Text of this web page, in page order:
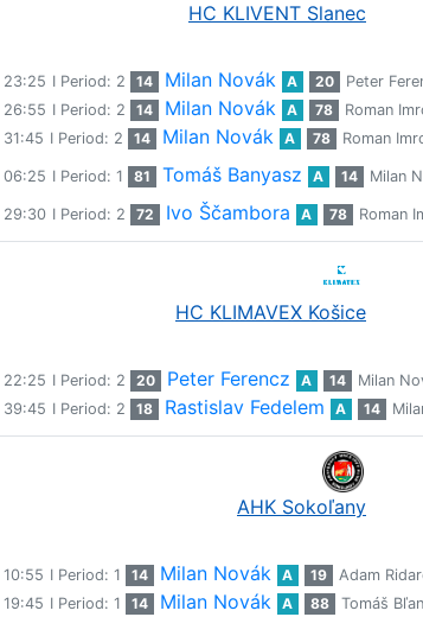
HC KLIVENT Slanec
23:25 I Period: 2 14 Milan Novák A 20 Peter
26:55 I Period: 2 14 Milan Novák A 78
Roman
31:45 I Period: 2 14 Milan Novák A 78 Roman
06:25 I Period: 1 81 Tomáš Banyasz A 14 Milan
29:30 I Period: 2 72 Ivo Ščambora A 78 Roman
HC KLIMAVEX Košice
22:25 I Period: 2 20 Peter Ferencz A 14
Milan
39:45 I Period: 2 18 Rastislav Fedelem A 14
AHK Sokoľany
10:55 I Period: 1 14 Milan Novák A 19
Adam
19:45 I Period: 1 14 Milan Novák A 88
Tomáš